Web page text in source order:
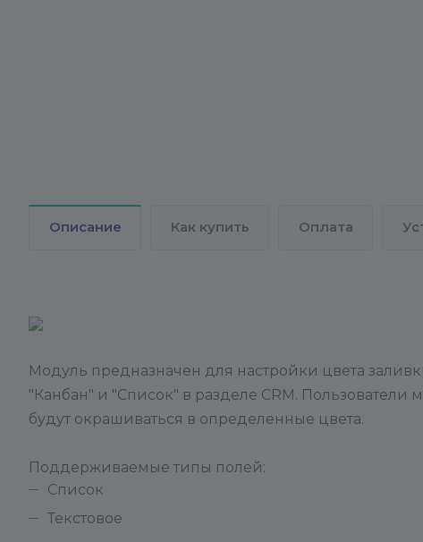
Описание Как купить Оплата
Модуль предназначен для настройки цвета
"Канбан" и "Список" в разделе CRM. Пользователи
будут окрашиваться в определенные цвета.
Поддерживаемые типы полей:
Список
Текстовое